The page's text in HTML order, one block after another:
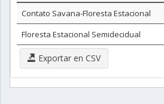
Contato Savana-Floresta Estacional
Floresta Estacional Semidecidual
Exportar en CSV